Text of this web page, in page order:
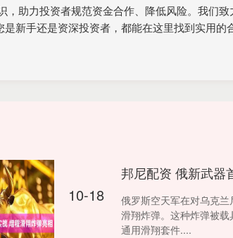
助力投资者规范资金合作、降低风险。我们
新手还是资深投资者，都能在这里找到实用
10-18
邦尼配资 俄新武器
俄罗斯空天军在对乌克
滑翔炸弹。这种炸弹被
通用滑翔套件....